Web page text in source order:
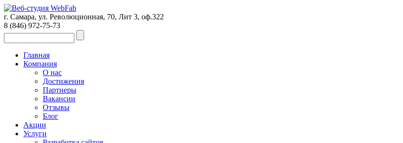
г. Самара, ул. Революционная, 70, Лит 3, оф.322
8 (846) 972-75-73
Главная
Компания
О нас
Достижения
Партнеры
Вакансии
Отзывы
Блог
Акции
Услуги